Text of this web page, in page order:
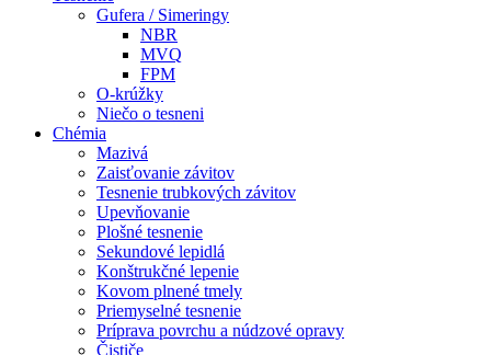
Gufera / Simeringy
NBR
MVQ
FPM
O-krúžky
Niečo o tesneni
Chémia
Mazivá
Zaisťovanie závitov
Tesnenie trubkových závitov
Upevňovanie
Plošné tesnenie
Sekundové lepidlá
Konštrukčné lepenie
Kovom plnené tmely
Priemyselné tesnenie
Príprava povrchu a núdzové opravy
Čističe